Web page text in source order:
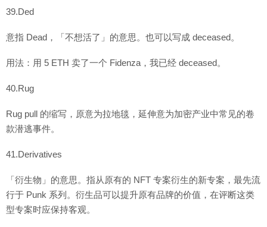
39.Ded
意指 Dead，「不想活了」的意思。也可以写成 deceased。
用法：用 5 ETH 卖了一个 Fidenza，我已经 deceased。
40.Rug
Rug pull 的缩写，原意为拉地毯，延伸意为加密产业中常见的卷
款潜逃事件。
41.Derivatives
「衍生物」的意思。指从原有的 NFT 专案衍生的新专案，最先流
行于 Punk 系列。衍生品可以提升原有品牌的价值，在评断这类
型专案时应保持客观。